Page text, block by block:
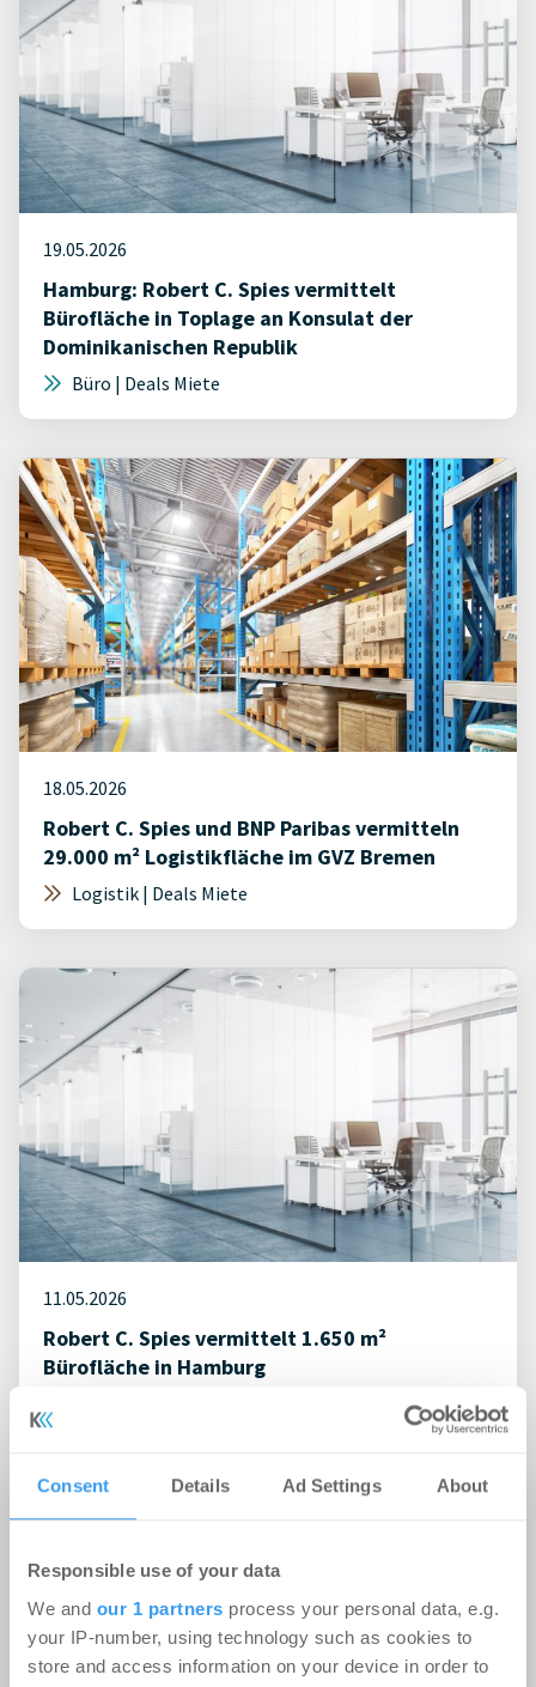
Consent Details Ad Settings About
Responsible use of your data
We and our 1 partners process your personal data, e.g.
your IP-number, using technology such as cookies to
store and access information on your device in order to
19.05.2026
Hamburg: Robert C. Spies vermittelt
Bürofläche in Toplage an Konsulat der
Dominikanischen Republik
Büro | Deals Miete
18.05.2026
Robert C. Spies und BNP Paribas vermitteln
29.000 m² Logistikfläche im GVZ Bremen
Logistik | Deals Miete
11.05.2026
Robert C. Spies vermittelt 1.650 m²
Bürofläche in Hamburg